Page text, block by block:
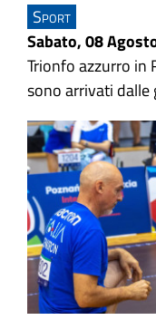
Sport
Sabato, 08
Trionfo azzurro in
sono arrivati dalle